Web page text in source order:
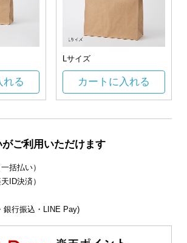
れる
Lサイズ
カートに入れる
がご利用いただけます
括払い）
ID決済）
銀行振込・LINE Pay)